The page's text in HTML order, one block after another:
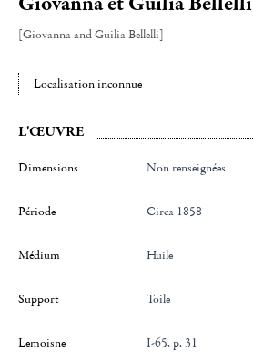
[Giovanna and Guilia Bellelli]
Localisation inconnue
L'ŒUVRE
Dimensions Non renseignées
Période Circa 1858
Médium Huile
Support toile
Lemoisne I-65, p. 31